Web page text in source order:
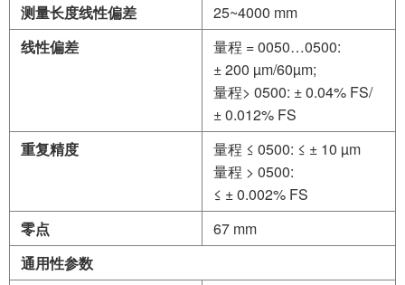
测量长度线性偏差
25~4000 mm
线性偏差
量程 = 0050…0500:
± 200 µm/60µm;
量程> 0500: ± 0.04% FS/
± 0.012% FS
重复精度
量程 ≤ 0500: ≤ ± 10 µm
量程 > 0500:
≤ ± 0.002% FS
零点
67 mm
通用性参数